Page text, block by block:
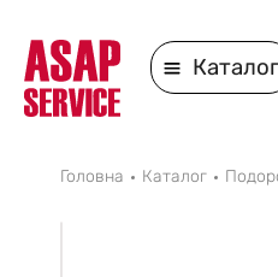
Каталог
Головна Каталог